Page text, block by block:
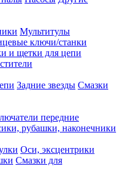
Мультитулы
ключи/станки
и щетки для цепи
Задние звезды Смазки
передние
рубашки, наконечники
Оси, эксцентрики
Смазки для